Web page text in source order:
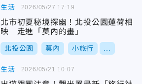
生活
北市初夏秘境探幽！北投公園蓮荷相
映 走進「莫內的畫」
北投公園 莫內 小旅行
2026/05/27 17:19
生活 2026/05/21 10:07